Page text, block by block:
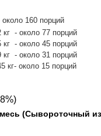
около 160 порций
77 порций
45 порций
31 порций
15 порций
(Сывороточный